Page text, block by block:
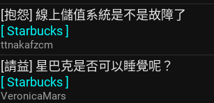
[抱怨] 線上儲值系統是不是故障了
[Starbucks]
ttnakafzcm
[請益] 星巴克是否可以睡覺呢？
[Starbucks]
VeronicaMars